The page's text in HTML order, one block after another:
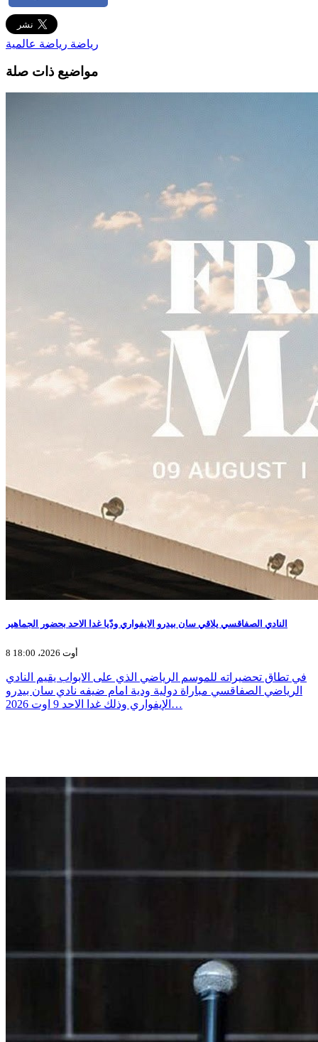
رياضة رياضة عالمية
مواضيع ذات صلة
النادي الصفاقسي يلاقي سان بيدرو الايفواري ودّيا غدا الاحد بحضور الجماهير
8 أوت 2026، 18:00
في تطاق تحضيراته للموسم الرياضي الذي على الابواب يقيم النادي
الرياضي الصفاقسي مباراة دولية ودية امام ضيفه نادي سان بيدرو
الإيفواري وذلك غدا الاحد 9 اوت 2026…